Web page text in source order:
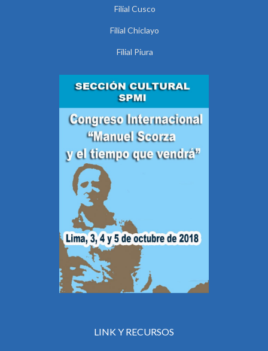
Filial Cusco
Filial Chiclayo
Filial Piura
LINK Y RECURSOS